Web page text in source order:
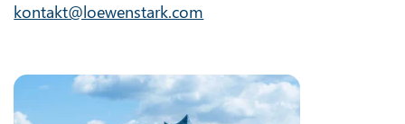
kontakt@loewenstark.com